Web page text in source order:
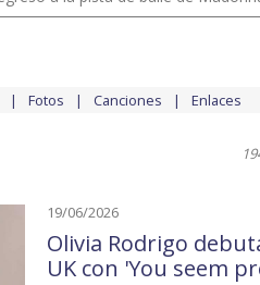
Fotos Canciones Enlaces
19/06/2026
Olivia Rodrigo
UK con 'You seem